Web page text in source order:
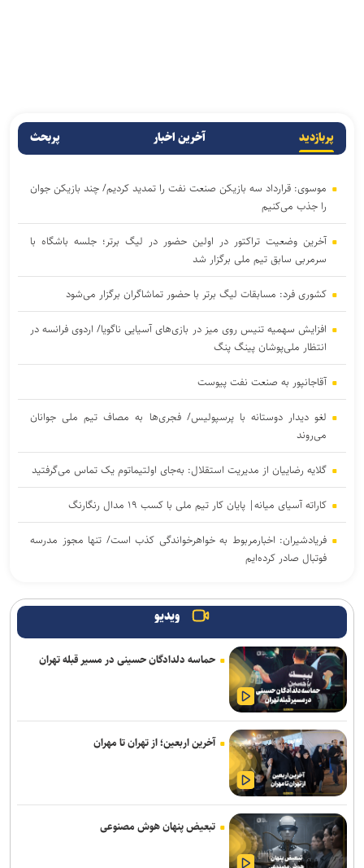
پربازدید آخرین اخبار پربحث
موسوی: قرارداد سه بازیکن صنعت نفت را تمدید کردیم/ چند بازیکن جوان
را جذب می‌کنیم
آخرین وضعیت تراکتور در اولین حضور در لیگ برتر؛ جلسه باشگاه با
سرمربی سابق تیم ملی برگزار شد
کشوری فرد: مسابقات لیگ برتر با حضور تماشاگران برگزار می‌شود
افزایش سهمیه تنیس روی میز در بازی‌های آسیایی ناگویا/ اردوی فرانسه در
انتظار ملی‌پوشان پینگ پنگ
آقاجانپور به صنعت نفت پیوست
لغو دیدار دوستانه با پرسپولیس/ فجری‌ها به مصاف تیم ملی جوانان
می‌روند
گلایه رضاییان از مدیریت استقلال: به‌جای اولتیماتوم یک تماس می‌گرفتید
کاراته آسیای میانه| پایان کار تیم ملی با کسب ۱۹ مدال رنگارنگ
فریادشیران: اخبارمربوط به خواهرخواندگی کذب است/ تنها مجوز مدرسه
فوتبال صادر کرده‌ایم
بازی‌های آسیایی و المپیک بدرخشد
تمدید قرارداد نژاد مهدی با شمس آذر
بعد از ۲ سال؛ جردن باروز آمریکایی‌ها را به سکوی جهانی رساند!
یکی از دو بازیکن دعوت شده خیبر به تیم ملی جوانان پیوست
انتصاب دبیر جدید فدراسیون کشتی
تقوی: دیر شروع کردیم و مجبوریم تیم را مرحله به مرحله آماده کنیم/ برای
تکمیل تیم به ۲، ۳ بازیکن دیگر نیاز داریم
شهبا: بازی سختی با استقلال داریم/ ۷۰ درصد از شاکله فصل گذشته
مس شهربابک حفظ شد
ویدیو
حماسه دلدادگان حسینی در مسیر قبله تهران
آخرین اربعین؛ از تهران تا مهران
تبعیض پنهان هوش مصنوعی